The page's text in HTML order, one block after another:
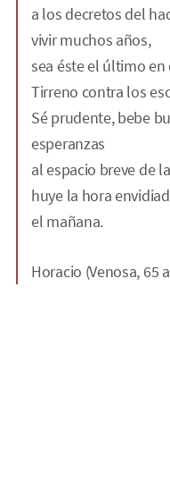
a los decretos del
vivir muchos años,
sea éste el último
Tirreno contra los
Sé prudente, bebe
esperanzas
al espacio breve de
huye la hora
el mañana.
Horacio (Venosa, 65